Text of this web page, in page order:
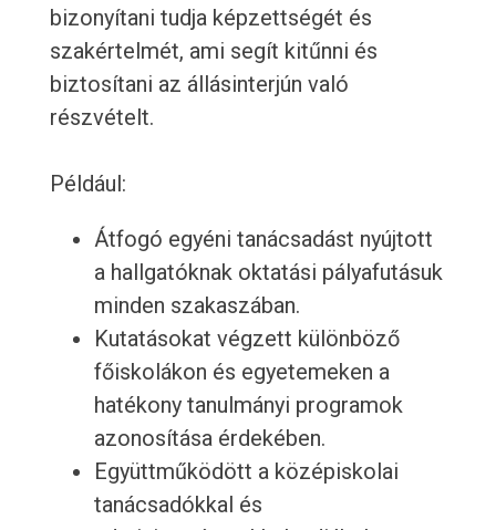
bizonyítani tudja képzettségét és
szakértelmét, ami segít kitűnni és
biztosítani az állásinterjún való
részvételt.
Például:
Átfogó egyéni tanácsadást nyújtott
a hallgatóknak oktatási pályafutásuk
minden szakaszában.
Kutatásokat végzett különböző
főiskolákon és egyetemeken a
hatékony tanulmányi programok
azonosítása érdekében.
Együttműködött a középiskolai
tanácsadókkal és